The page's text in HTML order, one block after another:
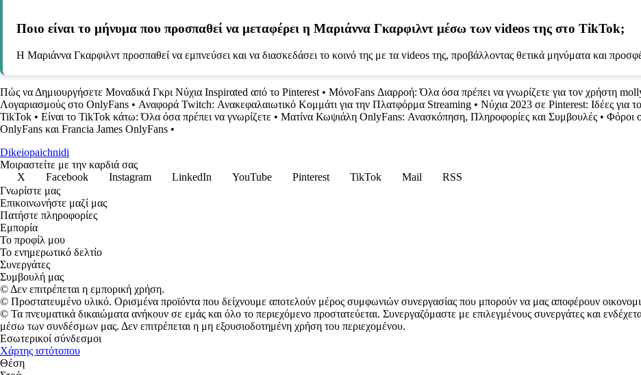
Ποιο είναι το μήνυμα που προσπαθεί να μεταφέρει η Μαριάννα Γκαρφιλντ μέσω των videos της στο TikTok;
Η Μαριάννα Γκαρφιλντ προσπαθεί να εμπνεύσει και να διασκεδάσει το κοινό της με τα videos της, προβάλλοντας θετικά μηνύματα και
Πώς να Δημιουργήσετε Μοναδικά Γκρι Νύχια Inspirαted από το Pinterest • ΜόνοFans Διαρροή: Όλα όσα πρέπει να γνωρίζετε για τον χρήστη
Λογαριασμούς στο OnlyFans • Αναφορά Twitch: Ανακεφαλαιωτικό Κομμάτι για την Πλατφόρμα Streaming • Νύχια 2023 σε Pinterest: Ιδέες για
TikTok • Είναι το TikTok κάτω: Όλα όσα πρέπει να γνωρίζετε • Ματίνα Κωψιάλη OnlyFans: Ανασκόπηση, Πληροφορίες και Συμβουλές • Φόροι
OnlyFans και Francia James OnlyFans •
Dikeiopaichnidi
Μοιραστείτε με την καρδιά σας
X
Facebook Instagram LinkedIn YouTube Pinterest TikTok Mail
RSS
Γνωρίστε μας
Επικοινωνήστε μαζί μας
Πατήστε πληροφορίες
Εμπορία
Το προφίλ μου
Το ενημερωτικό δελτίο
Συνεργάτες
Συμβουλή μας
© Δεν επιτρέπεται η εμπορική χρήση.
© Προστατευμένο υλικό. Ορισμένα προϊόντα που δείχνουμε αποτελούν μέρος συμφωνιών συνεργασίας που μπορούν να μας αποφέρουν
© Τα πνευματικά δικαιώματα ανήκουν σε εμάς και όλο το περιεχόμενο προστατεύεται. Συνεργαζόμαστε με επιλεγμένους συνεργάτες και
μέσω των συνδέσμων μας. Δεν επιτρέπεται η μη εξουσιοδοτημένη χρήση του περιεχομένου.
Εσωτερικοί σύνδεσμοι
Χάρτης ιστότοπου
Θέση